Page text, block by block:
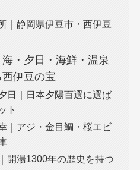
｜静岡県伊豆市・西伊豆
・夕日・海鮮・温泉
伊豆の宝
日｜日本夕陽百選に選ば
ト
｜アジ・金目鯛・桜エビ
開湯1300年の歴史を持つ